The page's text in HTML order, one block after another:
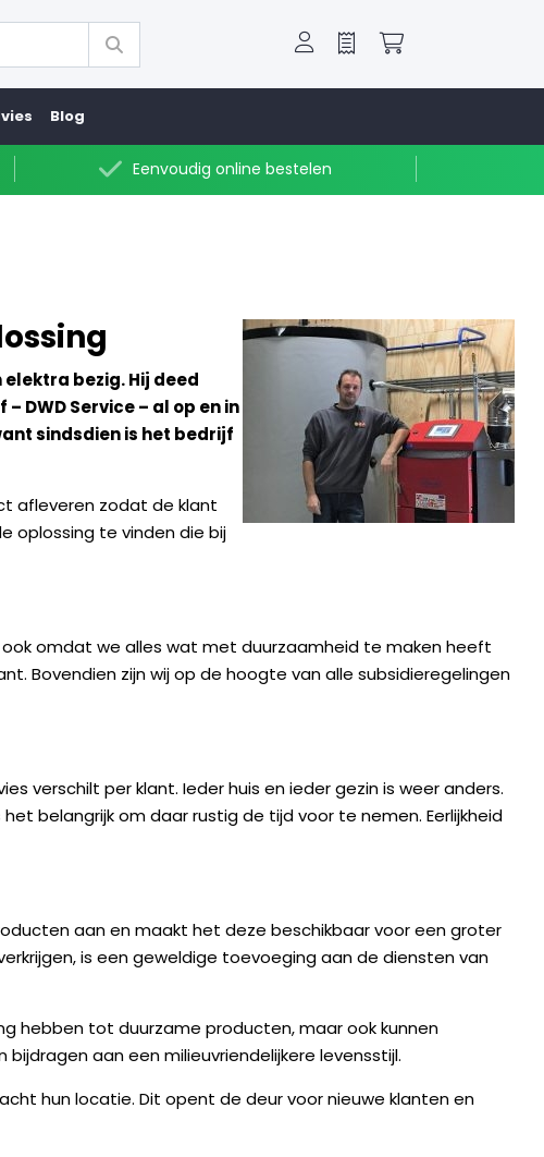
OfferteWinkelwagen
Blog
Eenvoudig online bestelen
elektra bezig. Hij deed
DWD Service – al op en in
sindsdien is het bedrijf
afleveren zodat de klant
oplossing te vinden die bij
omdat we alles wat met duurzaamheid te maken heeft
Bovendien zijn wij op de hoogte van alle subsidieregelingen
verschilt per klant. Ieder huis en ieder gezin is weer anders.
belangrijk om daar rustig de tijd voor te nemen. Eerlijkheid
aan en maakt het deze beschikbaar voor een groter
is een geweldige toevoeging aan de diensten van
hebben tot duurzame producten, maar ook kunnen
aan een milieuvriendelijkere levensstijl.
hun locatie. Dit opent de deur voor nieuwe klanten en